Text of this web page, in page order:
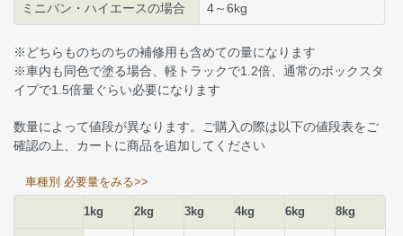
ミニバン・ハイエースの場合 4～6kg
※どちらものちのちの補修用も含めての量になります
※車内も同色で塗る場合、軽トラックで1.2倍、通常のボックスタ
イプで1.5倍量ぐらい必要になります
数量によって値段が異なります。ご購入の際は以下の値段表をご
確認の上、カートに商品を追加してください
車種別 必要量をみる>>